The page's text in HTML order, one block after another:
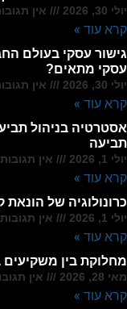
יולי 30, 2026 אין
קרא עוד »
גישור עסקי בעולם
עסקי מתאים?
יולי 30, 2026 אין
קרא עוד »
אסטרטיה בניהול
תביעה
יולי 1, 2026 אין תגובות
קרא עוד »
כרונולוגיה של הונאת
יולי 1, 2026 אין תגובות
קרא עוד »
מחלוקת בין משקיעים
מאי 28, 2026 אין
קרא עוד »